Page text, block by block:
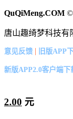
QuQiMeng.COM ©
唐山趣绮梦科技有
意见反馈 | 旧版APP
新版APP2.0客户端下
2.00 元